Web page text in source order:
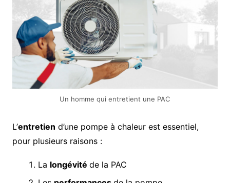
Un homme qui entretient une PAC
L’entretien d’une pompe à chaleur est essentiel,
pour plusieurs raisons :
La longévité de la PAC